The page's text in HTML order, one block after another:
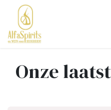
OVERSLAAN NAAR INHOUD
Onze